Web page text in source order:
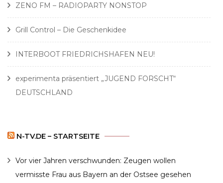
ZENO FM – RADIOPARTY NONSTOP
Grill Control – Die Geschenkidee
INTERBOOT FRIEDRICHSHAFEN NEU!
experimenta präsentiert „JUGEND FORSCHT“
DEUTSCHLAND
N-TV.DE – STARTSEITE
Vor vier Jahren verschwunden: Zeugen wollen
vermisste Frau aus Bayern an der Ostsee gesehen